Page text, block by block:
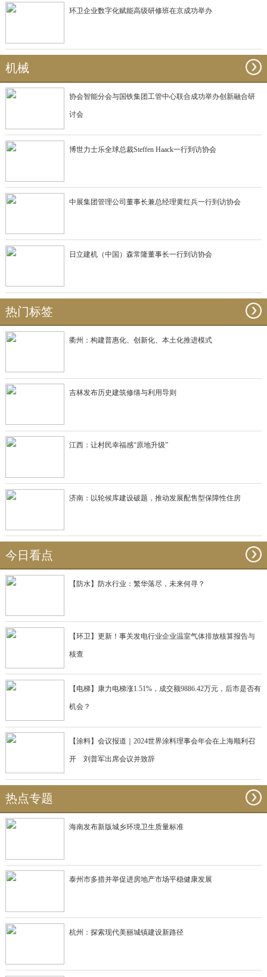
环卫企业数字化赋能高级研修班在京成功举办
机械
协会智能分会与国铁集团工管中心联合成功举办创新融合研
讨会
博世力士乐全球总裁Steffen Haack一行到访协会
中展集团管理公司董事长兼总经理黄红兵一行到访协会
日立建机（中国）森常隆董事长一行到访协会
热门标签
衢州：构建普惠化、创新化、本土化推进模式
吉林发布历史建筑修缮与利用导则
江西：让村民幸福感“原地升级”
济南：以轮候库建设破题，推动发展配售型保障性住房
今日看点
【防水】防水行业：繁华落尽，未来何寻？
【环卫】更新！事关发电行业企业温室气体排放核算报告与
核查
【电梯】康力电梯涨1.51%，成交额9886.42万元，后市是否有
机会？
【涂料】会议报道｜2024世界涂料理事会年会在上海顺利召
开 刘普军出席会议并致辞
热点专题
海南发布新版城乡环境卫生质量标准
泰州市多措并举促进房地产市场平稳健康发展
杭州：探索现代美丽城镇建设新路径